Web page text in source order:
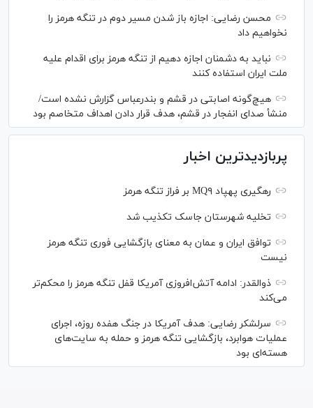
محسن رضایی: اجازه باز شدن مسیر دوم در تنگه هرمز را
نخواهیم داد
نباید به دشمنان اجازه دهیم از تنگه هرمز برای اقدام علیه
ملت ایران استفاده کنند
هیچ‌گونه اصابتی در قشم و بندرعباس گزارش نشده است/
منشأ صدای انفجار در قشم، هدف قرار دادن اهداف متخاصم بود
پربازدیدترین اخبار
رهگیری پهپاد MQ۹ بر فراز تنگه هرمز
تخلیه شهرستان جاسک تکذیب شد
توافق ایران و عمان به معنای بازگشایی فوری تنگه هرمز
نیست
ذوالقدر: ادامه آتش‌افروزی آمریکا قفل تنگه هرمز را محکم‌تر
می‌کند
سرلشکر رضایی: هدف آمریکا در جنگ هفده روزه، اجرای
عملیات هوابرد، بازگشایی تنگه هرمز و حمله به سایت‌های
هسته‌ای بود